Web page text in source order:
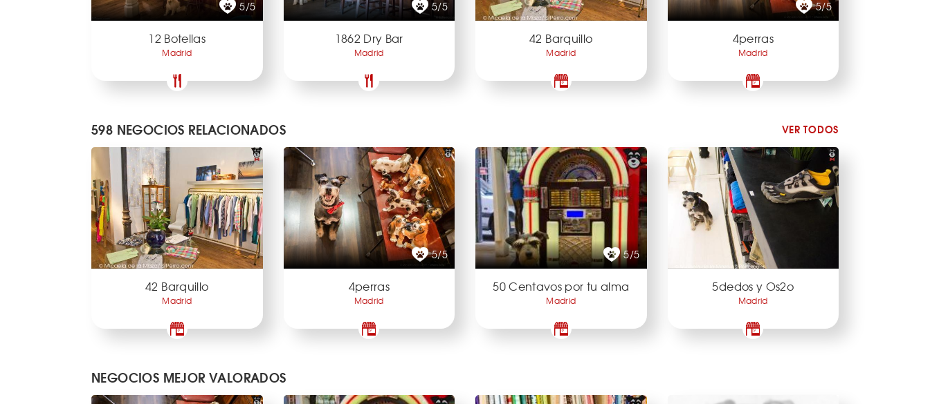
5/5
12 Botellas
Madrid
5/5
1862 Dry Bar
Madrid
42 Barquillo
Madrid
5/5
4perras
Madrid
598 NEGOCIOS RELACIONADOS VER TODOS
42 Barquillo
Madrid
5/5
4perras
Madrid
5/5
50 Centavos por tu alma
Madrid
5dedos y Os2o
Madrid
NEGOCIOS MEJOR VALORADOS